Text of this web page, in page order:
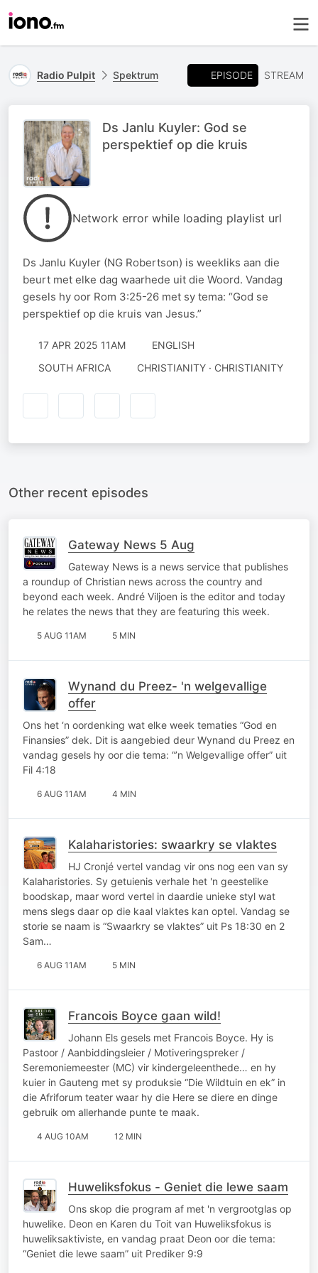
Radio Pulpit Spektrum EPISODE STREAM
Ds Janlu Kuyler: God se
perspektief op die kruis
Network error while loading playlist url
Ds Janlu Kuyler (NG Robertson) is weekliks aan die
beurt met elke dag waarhede uit die Woord. Vandag
gesels hy oor Rom 3:25-26 met sy tema: “God se
perspektief op die kruis van Jesus.”
17 APR 2025 11AM
ENGLISH
SOUTH AFRICA
CHRISTIANITY · CHRISTIANITY
Other recent episodes
Gateway News 5 Aug
Gateway News is a news service that publishes
a roundup of Christian news across the country and
beyond each week. André Viljoen is the editor and today
he relates the news that they are featuring this week.
5 AUG 11AM 5 MIN
Wynand du Preez- 'n welgevallige
offer
Ons het ‘n oordenking wat elke week tematies “God en
Finansies” dek. Dit is aangebied deur Wynand du Preez en
vandag gesels hy oor die tema: “’n Welgevallige offer” uit
Fil 4:18
6 AUG 11AM 4 MIN
Kalaharistories: swaarkry se vlaktes
HJ Cronjé vertel vandag vir ons nog een van sy
Kalaharistories. Sy getuienis verhale het 'n geestelike
boodskap, maar word vertel in daardie unieke styl wat
mens slegs daar op die kaal vlaktes kan optel. Vandag se
storie se naam is “Swaarkry se vlaktes” uit Ps 18:30 en 2
Sam…
6 AUG 11AM 5 MIN
Francois Boyce gaan wild!
Johann Els gesels met Francois Boyce. Hy is
Pastoor / Aanbiddingsleier / Motiveringspreker /
Seremoniemeester (MC) vir kindergeleenthede… en hy
kuier in Gauteng met sy produksie “Die Wildtuin en ek” in
die Afriforum teater waar hy die Here se diere en dinge
gebruik om allerhande punte te maak.
4 AUG 10AM 12 MIN
Huweliksfokus - Geniet die lewe saam
Ons skop die program af met 'n vergrootglas op
huwelike. Deon en Karen du Toit van Huweliksfokus is
huweliksaktiviste, en vandag praat Deon oor die tema:
“Geniet die lewe saam” uit Prediker 9:9